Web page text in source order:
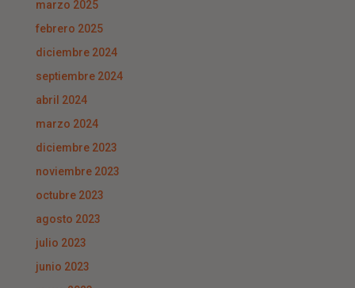
marzo 2025
febrero 2025
diciembre 2024
septiembre 2024
abril 2024
marzo 2024
diciembre 2023
noviembre 2023
octubre 2023
agosto 2023
julio 2023
junio 2023